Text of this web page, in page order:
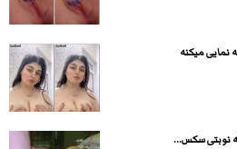
میکنه
نوبتی سکس...